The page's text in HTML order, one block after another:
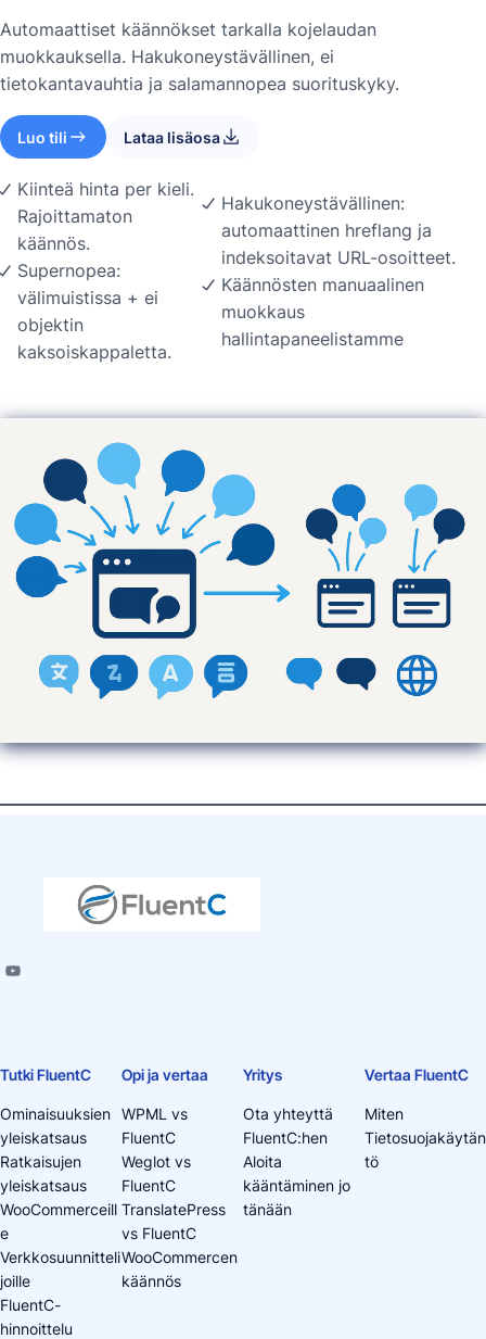
Automaattiset käännökset tarkalla kojelaudan
muokkauksella. Hakukoneystävällinen, ei
tietokantavauhtia ja salamannopea suorituskyky.
Luo tili Lataa lisäosa
Kiinteä hinta per kieli.
Rajoittamaton
käännös.
Supernopea:
välimuistissa + ei
objektin
kaksoiskappaletta.
Hakukoneystävällinen:
automaattinen hreflang ja
indeksoitavat URL-osoitteet.
Käännösten manuaalinen
muokkaus
hallintapaneelistamme
Tutki FluentC
Ominaisuuksien
yleiskatsaus
Ratkaisujen
yleiskatsaus
WooCommerceill
e
Verkkosuunnitteli
joille
FluentC-
hinnoittelu
Opi ja vertaa
WPML vs
FluentC
Weglot vs
FluentC
TranslatePress
vs FluentC
WooCommercen
käännös
Yritys
Ota yhteyttä
FluentC:hen
Aloita
kääntäminen jo
tänään
Vertaa FluentC
Miten
Tietosuojakäytän
tö